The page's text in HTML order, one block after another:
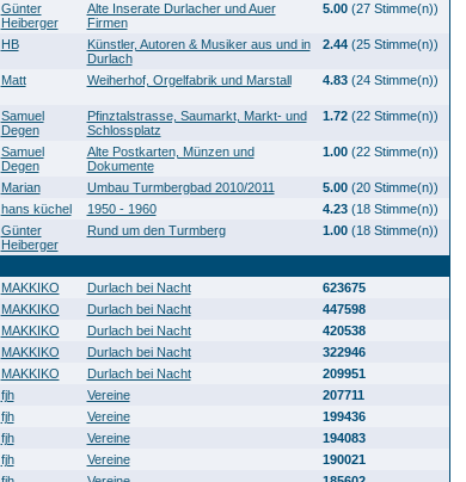
Günter
Heiberger
Alte Inserate Durlacher und Auer
Firmen
5.00(27 Stimme(n))
HB
Künstler, Autoren & Musiker aus und in
Durlach
2.44(25 Stimme(n))
Matt Weiherhof, Orgelfabrik und Marstall 4.83(24 Stimme(n))
Samuel
Degen
Pfinztalstrasse, Saumarkt, Markt- und
Schlossplatz
1.72(22 Stimme(n))
Samuel
Degen
Alte Postkarten, Münzen und
Dokumente
1.00(22 Stimme(n))
Marian Umbau Turmbergbad 2010/2011 5.00(20 Stimme(n))
hans küchel 1950 - 1960 4.23(18 Stimme(n))
Günter
Heiberger
Rund um den Turmberg 1.00(18 Stimme(n))
MAKKIKO Durlach bei Nacht
623675
MAKKIKO Durlach bei Nacht
447598
MAKKIKO Durlach bei Nacht
420538
MAKKIKO Durlach bei Nacht
322946
MAKKIKO Durlach bei Nacht
209951
fjh Vereine
207711
fjh Vereine
199436
fjh Vereine
194083
fjh Vereine
190021